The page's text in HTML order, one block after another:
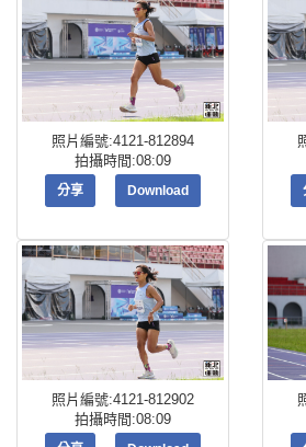
照片編號:4121-812894
拍攝時間:08:09
分享 Download
照片編號:4121-812902
拍攝時間:08:09